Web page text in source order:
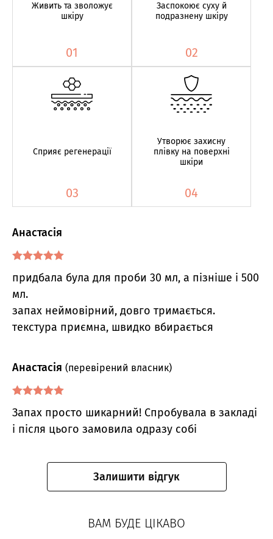
Живить та зволожує
шкіру
01
Заспокоює суху й
подразнену шкіру
02
Сприяє регенерації
03
Утворює захисну
плівку на поверхні
шкіри
04
з 5
Анастасія
придбала була для проби 30 мл, а пізніше і 500
мл.
запах неймовірний, довго тримається.
текстура приємна, швидко вбирається
з 5
Анастасія (перевірений власник)
Запах просто шикарний! Спробувала в закладі
і після цього замовила одразу собі
Залишити відгук
ВАМ БУДЕ ЦІКАВО